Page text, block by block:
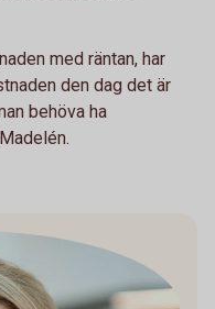
med räntan, har
den dag det är
behöva ha